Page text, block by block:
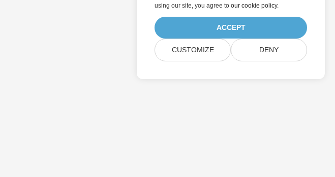
using our site, you agree to our cookie policy.
ACCEPT
CUSTOMIZE DENY